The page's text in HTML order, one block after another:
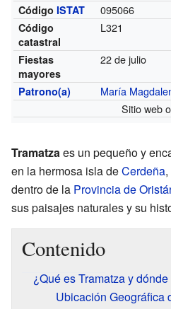
Código ISTAT 095066
Código
catastral
L321
Fiestas
mayores
22 de julio
Patrono(a)
María
Sitio web
Tramatzaes un pequeño y
en la hermosa isla deCerdeña
dentro de la Provincia de
sus paisajes naturales y su
Contenido
¿Qué es Tramatza y
Ubicación Geográfica